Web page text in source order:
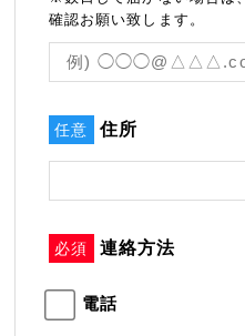
確認お願い致します。
任意 住所
必須 連絡方法
電話